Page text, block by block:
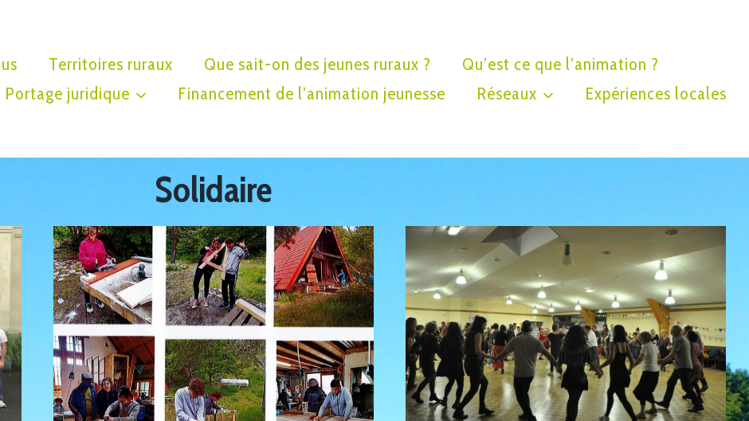
Territoires ruraux Que sait-on des jeunes ruraux ?
Qu’est ce que l’animation ?
juridique
Financement de l’animation jeunesse Réseaux Expériences locales
Solidaire